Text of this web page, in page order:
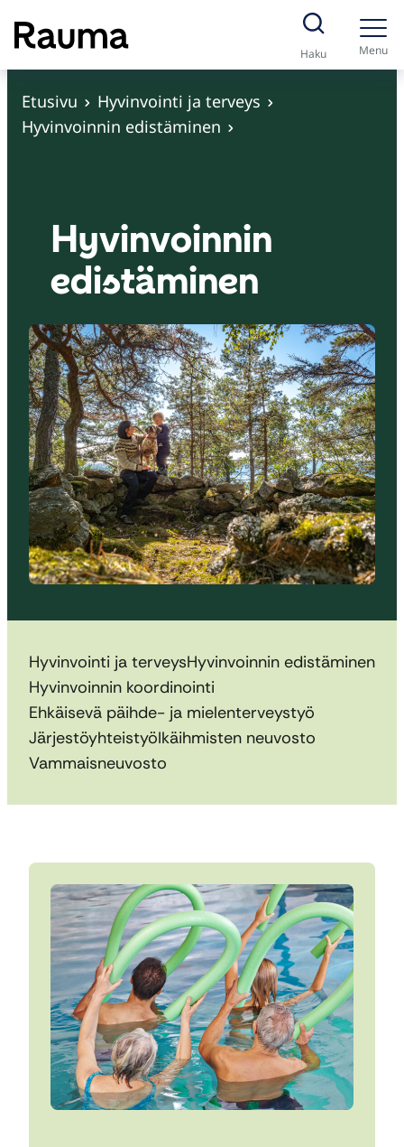
S
i
Haku Menu
Etusivu
Hyvinvointi ja terveys
Hyvinvoinnin edistäminen
Hyvinvoinnin
edistäminen
Hyvinvointi ja terveysHyvinvoinnin edistäminen
Hyvinvoinnin koordinointi
Ehkäisevä päihde- ja mielenterveystyö
JärjestöyhteistyöIkäihmisten neuvosto
Vammaisneuvosto